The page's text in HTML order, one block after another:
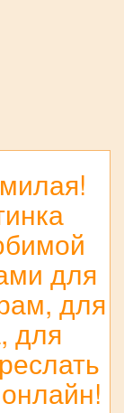
для
для
для